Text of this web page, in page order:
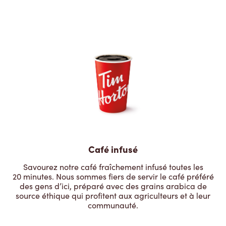
Café infusé
Savourez notre café fraîchement infusé toutes les
20 minutes. Nous sommes fiers de servir le café préféré
des gens d’ici, préparé avec des grains arabica de
source éthique qui profitent aux agriculteurs et à leur
communauté.